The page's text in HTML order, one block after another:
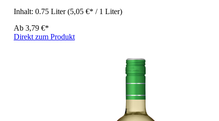
Inhalt: 0.75 Liter(5,05 €* / 1 Liter)
Ab 3,79 €*
Direkt zum Produkt